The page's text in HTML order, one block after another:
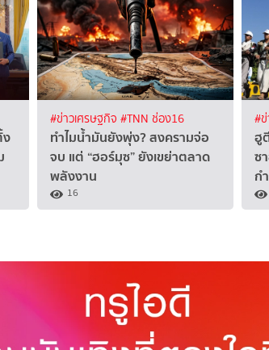
#ข่าวเศรษฐกิจ #TNN ช่อง16
ทำไมน้ำมันยังพุ่ง? สงครามจ่อ
จบ แต่ “ฮอร์มุซ” ยังเขย่าตลาด
พลังงาน
16
#
ฮู
ซ
ก